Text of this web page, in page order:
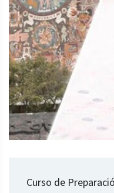
Curso de